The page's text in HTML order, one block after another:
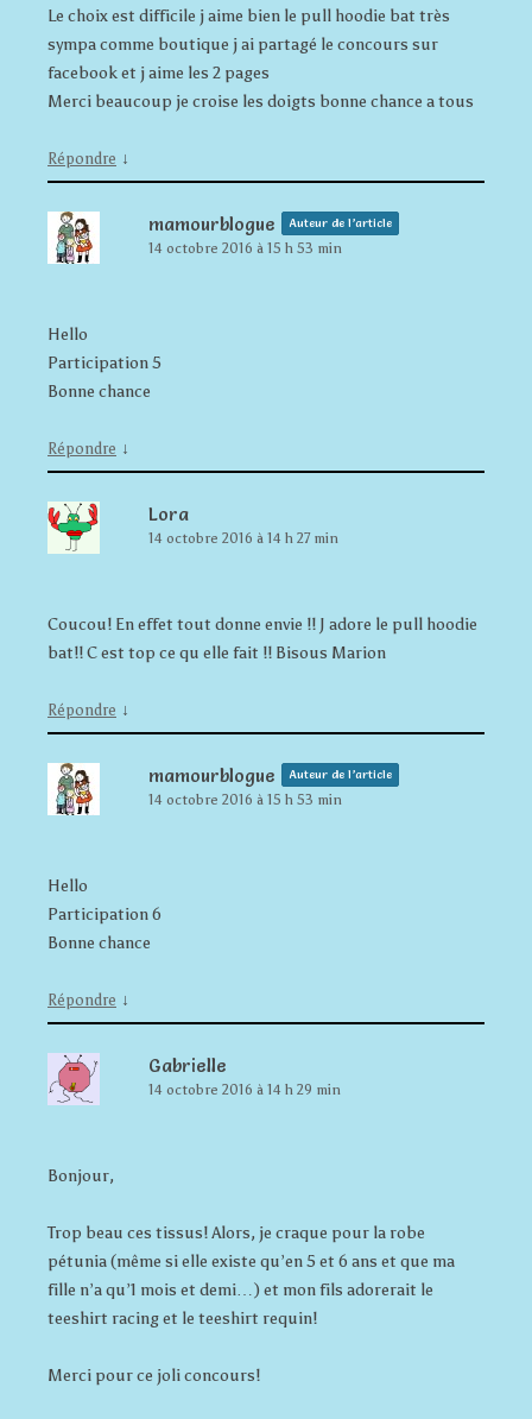
Le choix est difficile j aime bien le pull hoodie bat très
sympa comme boutique j ai partagé le concours sur
facebook et j aime les 2 pages
Merci beaucoup je croise les doigts bonne chance a tous
Répondre ↓
mamourblogue Auteur de l’article
14 octobre 2016 à 15 h 53 min
Hello
Participation 5
Bonne chance
Répondre ↓
Lora
14 octobre 2016 à 14 h 27 min
Coucou! En effet tout donne envie !! J adore le pull hoodie
bat!! C est top ce qu elle fait !! Bisous Marion
Répondre ↓
mamourblogue Auteur de l’article
14 octobre 2016 à 15 h 53 min
Hello
Participation 6
Bonne chance
Répondre ↓
Gabrielle
14 octobre 2016 à 14 h 29 min
Bonjour,
Trop beau ces tissus! Alors, je craque pour la robe
pétunia (même si elle existe qu’en 5 et 6 ans et que ma
fille n’a qu’1 mois et demi…) et mon fils adorerait le
teeshirt racing et le teeshirt requin!
Merci pour ce joli concours!